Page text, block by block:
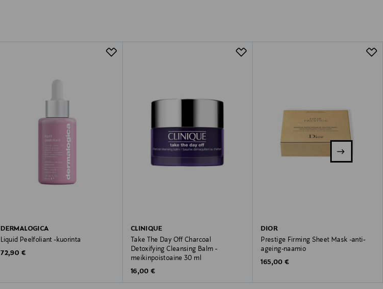
DERMALOGICA
Liquid Peelfoliant -kuorinta
Original Price
72,90 €
CLINIQUE
Take The Day Off Charcoal
Detoxifying Cleansing Balm -
meikinpoistoaine 30 ml
Original Price
16,00 €
DIOR
Prestige Firming Sheet Mask -anti-
ageing-naamio
Original Price
165,00 €